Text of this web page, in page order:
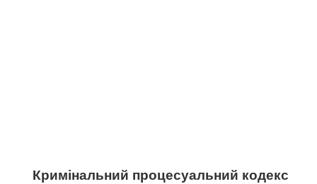
Кримінальний процесуальний кодекс